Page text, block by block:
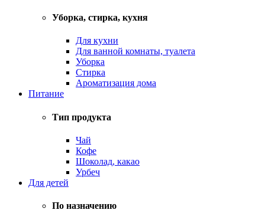
Уборка, стирка, кухня
Для кухни
Для ванной комнаты, туалета
Уборка
Стирка
Ароматизация дома
Питание
Тип продукта
Чай
Кофе
Шоколад, какао
Урбеч
Для детей
По назначению